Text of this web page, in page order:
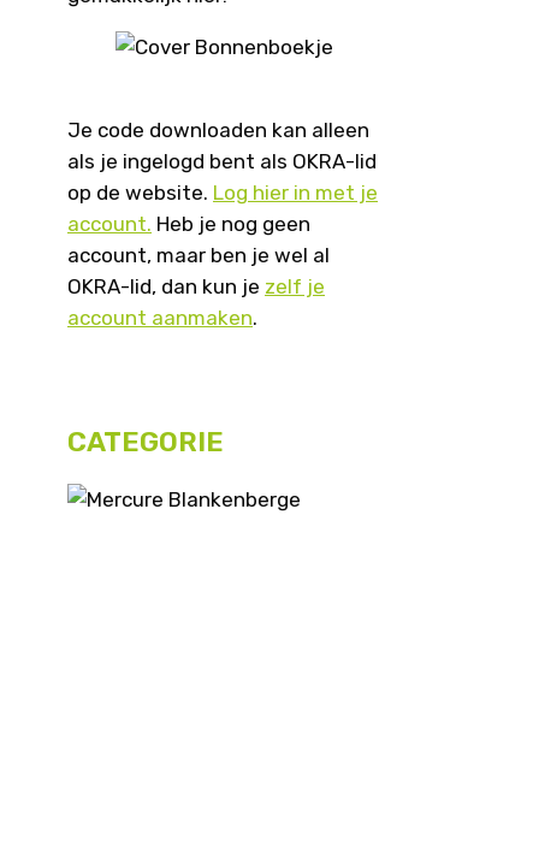
Je code downloaden kan alleen
als je ingelogd bent als OKRA-lid
op de website. Log hier in met je
account. Heb je nog geen
account, maar ben je wel al
OKRA-lid, dan kun je zelf je
account aanmaken.
CATEGORIE